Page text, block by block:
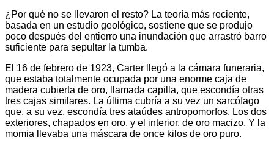
¿Por qué no se llevaron el resto? La teoría más reciente,
basada en un estudio geológico, sostiene que se produjo
poco después del entierro una inundación que arrastró barro
suficiente para sepultar la tumba.
El 16 de febrero de 1923, Carter llegó a la cámara funeraria,
que estaba totalmente ocupada por una enorme caja de
madera cubierta de oro, llamada capilla, que escondía otras
tres cajas similares. La última cubría a su vez un sarcófago
que, a su vez, escondía tres ataúdes antropomorfos. Los dos
exteriores, chapados en oro, y el interior, de oro macizo. Y la
momia llevaba una máscara de once kilos de oro puro.